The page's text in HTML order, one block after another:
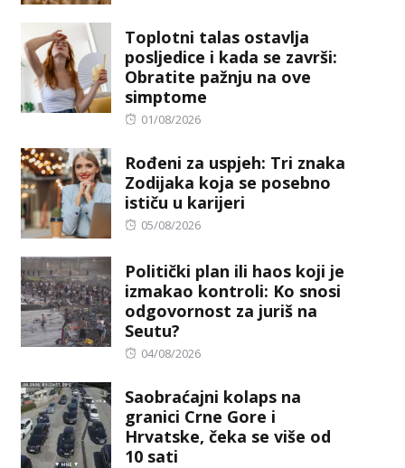
Toplotni talas ostavlja
posljedice i kada se završi:
Obratite pažnju na ove
simptome
Posted
01/08/2026
Rođeni za uspjeh: Tri znaka
Zodijaka koja se posebno
ističu u karijeri
Posted
05/08/2026
Politički plan ili haos koji je
izmakao kontroli: Ko snosi
odgovornost za juriš na
Seutu?
Posted
04/08/2026
Saobraćajni kolaps na
granici Crne Gore i
Hrvatske, čeka se više od
10 sati